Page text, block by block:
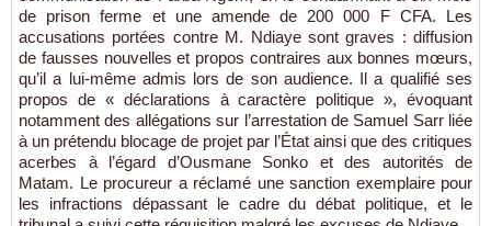
de prison ferme et une amende de 200 000 F CFA. Les
accusations portées contre M. Ndiaye sont graves : diffusion
de fausses nouvelles et propos contraires aux bonnes mœurs,
qu’il a lui-même admis lors de son audience. Il a qualifié ses
propos de « déclarations à caractère politique », évoquant
notamment des allégations sur l’arrestation de Samuel Sarr liée
à un prétendu blocage de projet par l’État ainsi que des critiques
acerbes à l’égard d’Ousmane Sonko et des autorités de
Matam. Le procureur a réclamé une sanction exemplaire pour
les infractions dépassant le cadre du débat politique, et le